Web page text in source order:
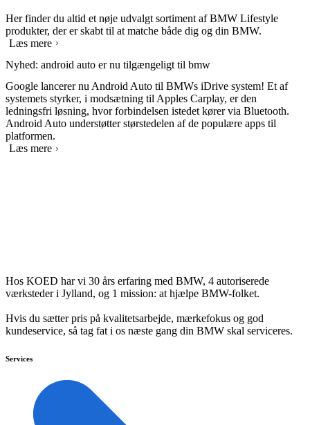
Her finder du altid et nøje udvalgt sortiment af BMW Lifestyle
produkter, der er skabt til at matche både dig og din BMW.
Læs mere
Nyhed: android auto er nu tilgængeligt til bmw
Google lancerer nu Android Auto til BMWs iDrive system! Et af
systemets styrker, i modsætning til Apples Carplay, er den
ledningsfri løsning, hvor forbindelsen istedet kører via Bluetooth.
Android Auto understøtter størstedelen af de populære apps til
platformen.
Læs mere
Hos KOED har vi 30 års erfaring med BMW, 4 autoriserede
værksteder i Jylland, og 1 mission: at hjælpe BMW-folket.
Hvis du sætter pris på kvalitetsarbejde, mærkefokus og god
kundeservice, så tag fat i os næste gang din BMW skal serviceres.
Services